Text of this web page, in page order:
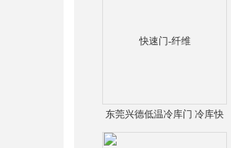
东莞兴德低温冷库门 冷库快